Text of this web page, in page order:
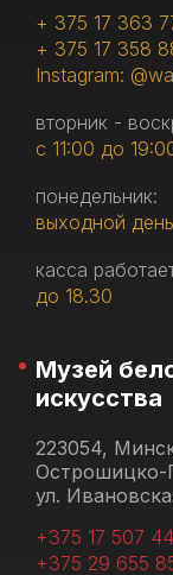
+ 375 17 363
+ 375 17 358
Instagram:
вторник -
с 11:00 до
понедельник:
выходной день
касса
до 18.30
Музей
искусства
223054,
Острошицко-
ул.
+375 17 507
+375 29 655